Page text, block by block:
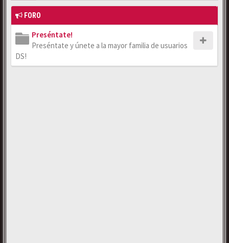
FORO
Preséntate!
Preséntate y únete a la mayor familia de usuarios
DS!